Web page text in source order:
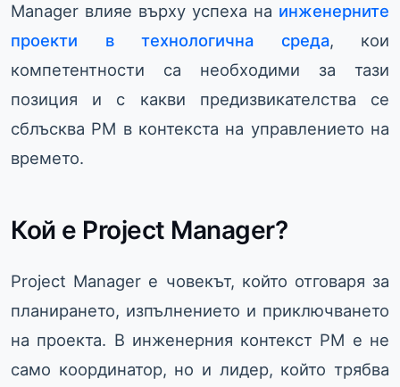
Manager влияе върху успеха на инженерните
проекти в технологична среда, кои
компетентности са необходими за тази
позиция и с какви предизвикателства се
сблъсква PM в контекста на управлението на
времето.
Кой е Project Manager?
Project Manager е човекът, който отговаря за
планирането, изпълнението и приключването
на проекта. В инженерния контекст PM е не
само координатор, но и лидер, който трябва